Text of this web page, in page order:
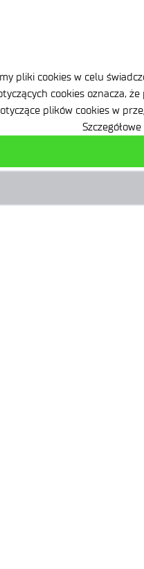
pliki cookies w celu
cookies oznacza,
plików cookies w